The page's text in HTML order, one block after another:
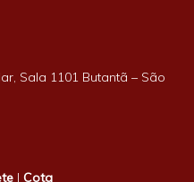
Sala 1101 Butantã – São
|Cota